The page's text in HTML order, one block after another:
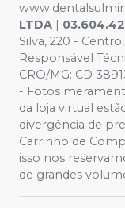
LTDA |
Silva, 220 -
Responsável
CRO/MG: CD
- Fotos
da loja virtual
divergência de
Carrinho de
isso nos
de grandes